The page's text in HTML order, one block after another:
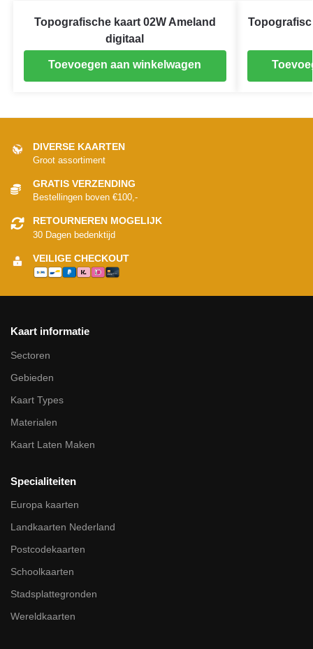
Topografische kaart 02W Ameland
digitaal
Toevoegen aan winkelwagen
DIVERSE KAARTEN
Groot assortiment
GRATIS VERZENDING
Bestellingen boven €100,-
RETOURNEREN MOGELIJK
30 Dagen bedenktijd
VEILIGE CHECKOUT
Kaart informatie
Sectoren
Gebieden
Kaart Types
Materialen
Kaart Laten Maken
Specialiteiten
Europa kaarten
Landkaarten Nederland
Postcodekaarten
Schoolkaarten
Stadsplattegronden
Wereldkaarten